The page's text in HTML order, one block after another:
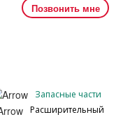
Позвонить мне
Запасные части
Расширительный